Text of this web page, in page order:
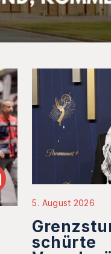
5. August 2026
schürte